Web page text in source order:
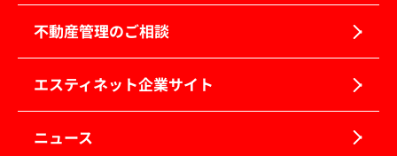
不動産管理のご相談
エスティネット企業サイト
ニュース